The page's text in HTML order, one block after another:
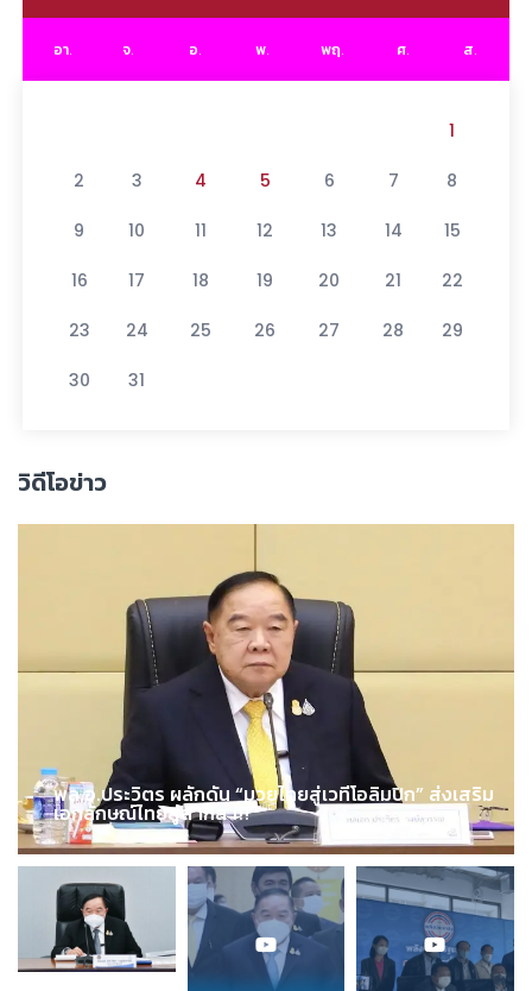
อา. จ. อ. พ. พฤ. ศ. ส.
1
2 3 4 5 6 7 8
9 10 11 12 13 14 15
16 17 18 19 20 21 22
23 24 25 26 27 28 29
30 31
วิดีโอข่าว
พล.อ.ประวิตร ผลักดัน “มวยไทยสู่เวทีโอลิมปิก” ส่งเสริม
เอกลักษณ์ไทยสู่สากล !!!